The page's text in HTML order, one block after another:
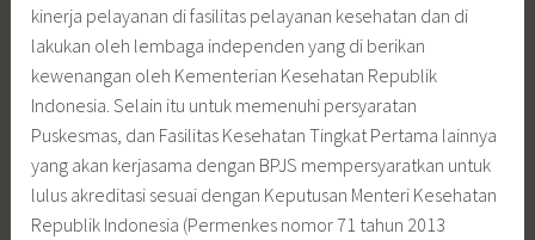
kinerja pelayanan di fasilitas pelayanan kesehatan dan di
lakukan oleh lembaga independen yang di berikan
kewenangan oleh Kementerian Kesehatan Republik
Indonesia. Selain itu untuk memenuhi persyaratan
Puskesmas, dan Fasilitas Kesehatan Tingkat Pertama lainnya
yang akan kerjasama dengan BPJS mempersyaratkan untuk
lulus akreditasi sesuai dengan Keputusan Menteri Kesehatan
Republik Indonesia (Permenkes nomor 71 tahun 2013